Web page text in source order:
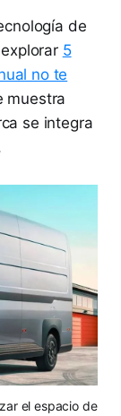
de
5
no te
muestra
se integra
el espacio de